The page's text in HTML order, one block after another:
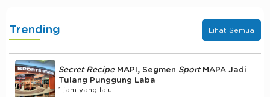
Trending Lihat Semua
Secret RecipeMAPI, Segmen Sport MAPA Jadi
Tulang Punggung Laba
1 jam yang lalu